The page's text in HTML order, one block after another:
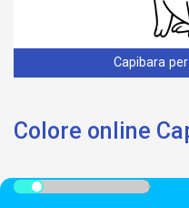
Capibara
Colore online